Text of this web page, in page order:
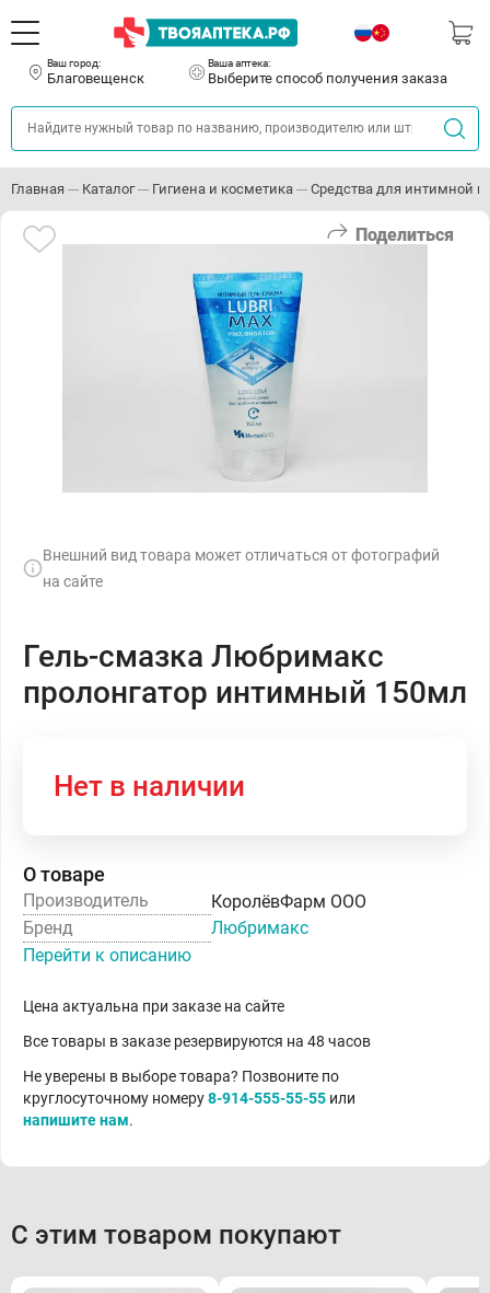
Ваш город:
Благовещенск
Ваша аптека:
Выберите способ получения заказа
Главная Каталог Гигиена и косметика Средства для интимной
Поделиться
Внешний вид товара может отличаться от фотографий
на сайте
Гель-смазка Любримакс
пролонгатор интимный 150мл
Нет в наличии
О товаре
Производитель
КоролёвФарм ООО
Бренд
Любримакс
Перейти к описанию
Цена актуальна при заказе на сайте
Все товары в заказе резервируются на 48 часов
Не уверены в выборе товара? Позвоните по
круглосуточному номеру8-914-555-55-55 или
напишите нам.
С этим товаром покупают